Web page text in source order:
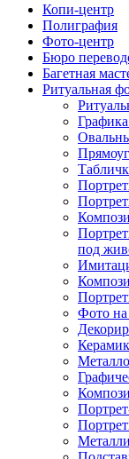
Копи-центр
Полиграфия
Фото-центр
Бюро
Багетная
Ритуальная
под
Фото на